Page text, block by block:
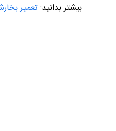
بیشتر بدانید:تعمیر